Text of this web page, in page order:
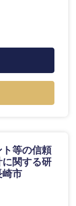
ト等の信頼
関する研
崎市